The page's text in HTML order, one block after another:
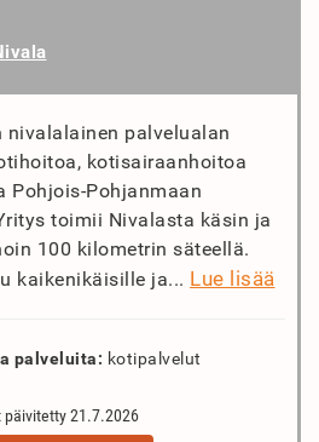
nivalalainen palvelualan
kotisairaanhoitoa
Pohjois-Pohjanmaan
toimii Nivalasta käsin ja
100 kilometrin säteellä.
kaikenikäisille ja... Lue lisää
palveluita: kotipalvelut
päivitetty 21.7.2026